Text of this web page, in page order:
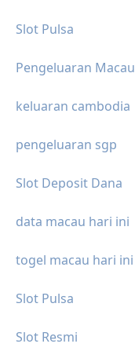
Slot Pulsa
Pengeluaran Macau
keluaran cambodia
pengeluaran sgp
Slot Deposit Dana
data macau hari ini
togel macau hari ini
Slot Pulsa
Slot Resmi